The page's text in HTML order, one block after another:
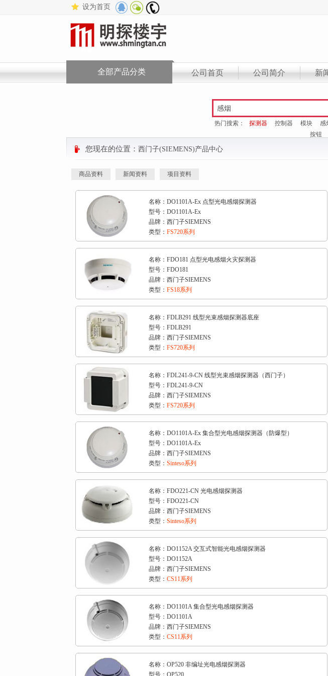
设为首页
公
话
全部产品分类 公司首页 公司简介 新
热门搜索： 探测器 控制器 模块 感
按钮
您现在的位置： 西门子(SIEMENS)产品中心
商品资料 新闻资料 项目资料
名称：DO1101A-Ex 点型光电感烟探测器
型号：DO1101A-Ex
品牌：西门子SIEMENS
类型： FS720系列
名称：FDO181 点型光电感烟火灾探测器
型号：FDO181
品牌：西门子SIEMENS
类型： FS18系列
名称：FDLB291 线型光束感烟探测器底座
型号：FDLB291
品牌：西门子SIEMENS
类型： FS720系列
名称：FDL241-9-CN 线型光束感烟探测器（西门子）
型号：FDL241-9-CN
品牌：西门子SIEMENS
类型： FS720系列
名称：DO1101A-Ex 集合型光电感烟探测器（防爆型）
型号：DO1101A-Ex
品牌：西门子SIEMENS
类型： Sinteso系列
名称：FDO221-CN 光电感烟探测器
型号：FDO221-CN
品牌：西门子SIEMENS
类型： Sinteso系列
名称：DO1152A 交互式智能光电感烟探测器
型号：DO1152A
品牌：西门子SIEMENS
类型： CS11系列
名称：DO1101A 集合型光电感烟探测器
型号：DO1101A
品牌：西门子SIEMENS
类型： CS11系列
名称：OP520 非编址光电感烟探测器
型号：OP520